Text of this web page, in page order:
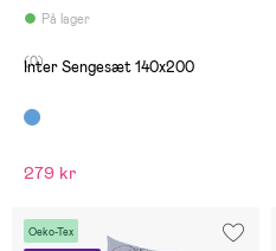
På lager
(0)
Inter Sengesæt 140x200
279 kr
Oeko-Tex